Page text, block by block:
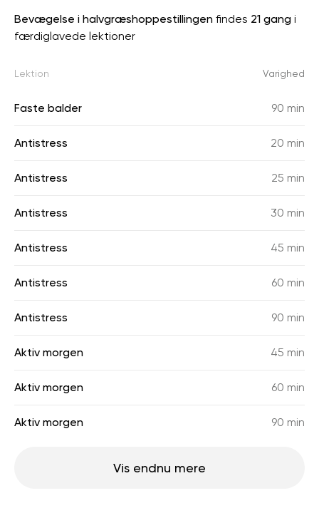
Bevægelse i halvgræshoppestillingen findes 21 gang i
færdiglavede lektioner
Lektion Varighed
Faste balder 90 min
Antistress 20 min
Antistress 25 min
Antistress 30 min
Antistress 45 min
Antistress 60 min
Antistress 90 min
Aktiv morgen 45 min
Aktiv morgen 60 min
Aktiv morgen 90 min
Vis endnu mere